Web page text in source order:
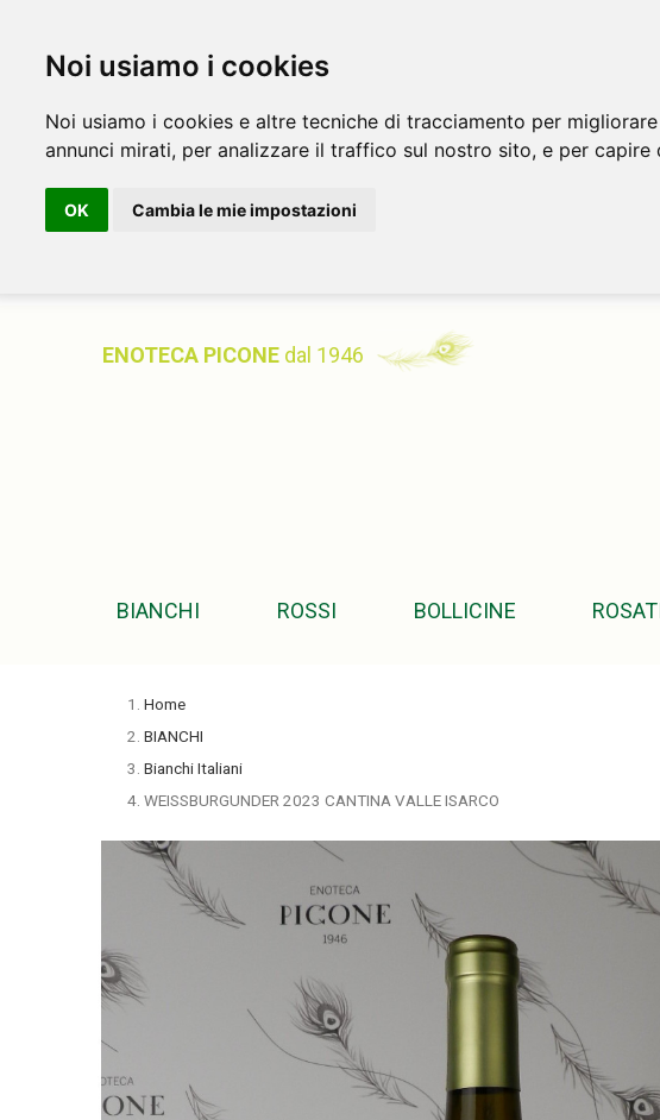
Noi usiamo i cookies
Noi usiamo i cookies e altre tecniche di tracciamento per
annunci mirati, per analizzare il traffico sul nostro sito, e per
OK Cambia le mie impostazioni
ENOTECA PICONE dal 1946
BIANCHI ROSSI BOLLICINE
Home
BIANCHI
Bianchi Italiani
WEISSBURGUNDER 2023 CANTINA VALLE ISARCO